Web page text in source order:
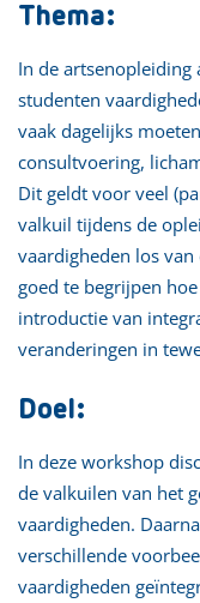
Thema:
In de artsenopleiding
studenten
vaak dagelijks
consultvoering,
Dit geldt voor veel
valkuil tijdens de
vaardigheden los
goed te begrijpen
introductie van
veranderingen in
Doel:
In deze workshop
de valkuilen van het
vaardigheden.
verschillende
vaardigheden